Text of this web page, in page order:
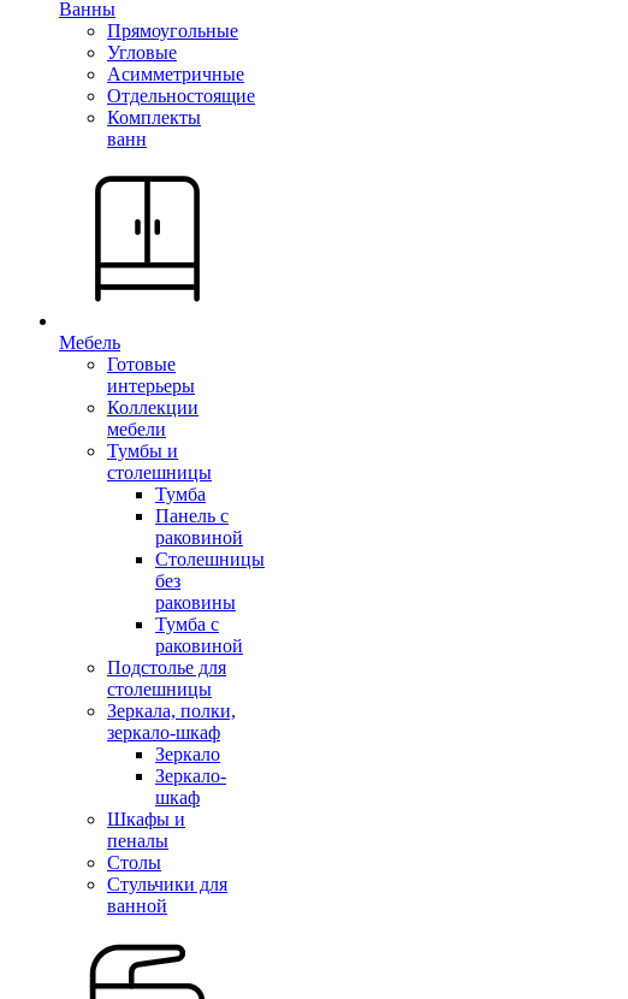
Ванны
Прямоугольные
Угловые
Асимметричные
Отдельностоящие
Комплекты
ванн
Мебель
Готовые
интерьеры
Коллекции
мебели
Тумбы и
столешницы
Тумба
Панель с
раковиной
Столешницы
без
раковины
Тумба с
раковиной
Подстолье для
столешницы
Зеркала, полки,
зеркало-шкаф
Зеркало
Зеркало-
шкаф
Шкафы и
пеналы
Столы
Стульчики для
ванной